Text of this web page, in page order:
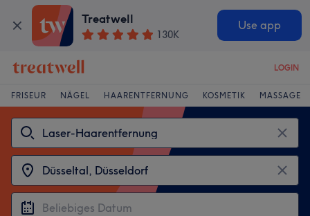
Treatwell
130K
Use app
LOGIN
FRISEUR NÄGEL HAARENTFERNUNG KOSMETIK MASSAGE